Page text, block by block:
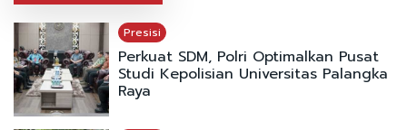
Presisi
Perkuat SDM, Polri Optimalkan Pusat
Studi Kepolisian Universitas Palangka
Raya